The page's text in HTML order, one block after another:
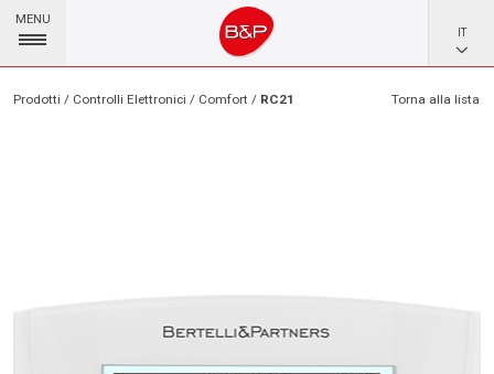
MENU
IT
EN
Prodotti / Controlli Elettronici / Comfort / RC21 Torna alla lista